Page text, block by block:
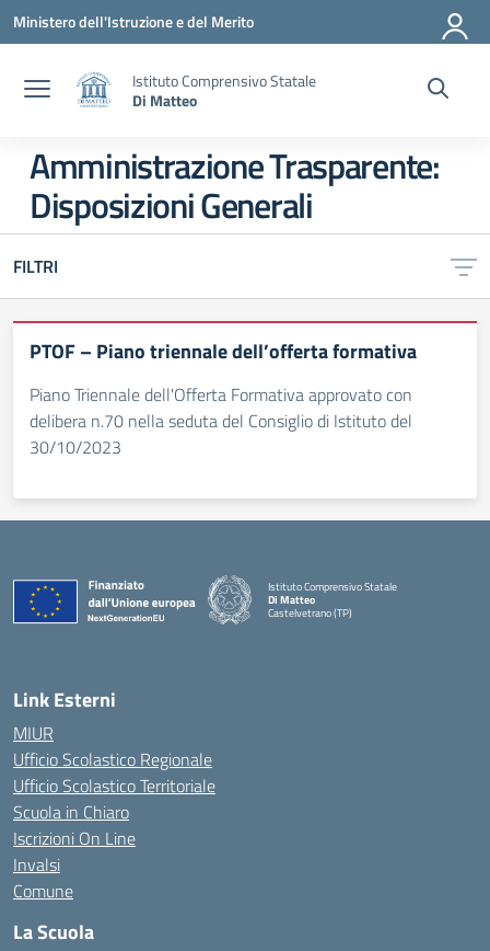
Vai ai contenuti
Vai al menu di navigazione
Vai al footer
Ministero dell'Istruzione e del Merito
Istituto Comprensivo Statale
Di Matteo
Amministrazione Trasparente:
Disposizioni Generali
FILTRI
PTOF – Piano triennale dell’offerta formativa
Piano Triennale dell'Offerta Formativa approvato con
delibera n.70 nella seduta del Consiglio di Istituto del
30/10/2023
Istituto Comprensivo Statale
Di Matteo
Castelvetrano (TP)
Link Esterni
MIUR
Ufficio Scolastico Regionale
Ufficio Scolastico Territoriale
Scuola in Chiaro
Iscrizioni On Line
Invalsi
Comune
La Scuola